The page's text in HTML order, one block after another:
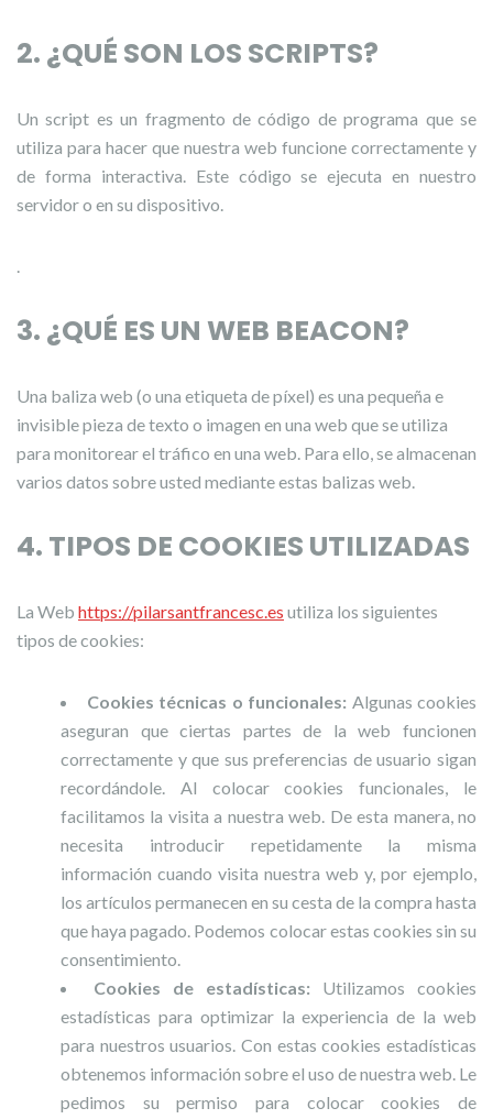
2. ¿QUÉ SON LOS SCRIPTS?
Un script es un fragmento de código de programa que se
utiliza para hacer que nuestra web funcione correctamente y
de forma interactiva. Este código se ejecuta en nuestro
servidor o en su dispositivo.
.
3. ¿QUÉ ES UN WEB BEACON?
Una baliza web (o una etiqueta de píxel) es una pequeña e
invisible pieza de texto o imagen en una web que se utiliza
para monitorear el tráfico en una web. Para ello, se almacenan
varios datos sobre usted mediante estas balizas web.
4. TIPOS DE COOKIES UTILIZADAS
La Web https://pilarsantfrancesc.es utiliza los siguientes
tipos de cookies:
Cookies técnicas o funcionales: Algunas cookies
aseguran que ciertas partes de la web funcionen
correctamente y que sus preferencias de usuario sigan
recordándole. Al colocar cookies funcionales, le
facilitamos la visita a nuestra web. De esta manera, no
necesita introducir repetidamente la misma
información cuando visita nuestra web y, por ejemplo,
los artículos permanecen en su cesta de la compra hasta
que haya pagado. Podemos colocar estas cookies sin su
consentimiento.
Cookies de estadísticas: Utilizamos cookies
estadísticas para optimizar la experiencia de la web
para nuestros usuarios. Con estas cookies estadísticas
obtenemos información sobre el uso de nuestra web. Le
pedimos su permiso para colocar cookies de